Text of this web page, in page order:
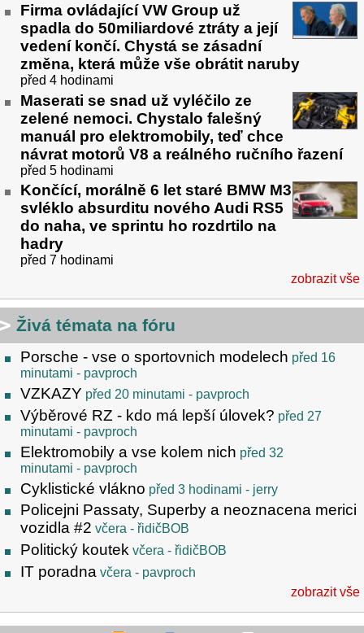
Firma ovládající VW Group už
spadla do 50miliardové ztráty a její
vedení končí. Chystá se zásadní
změna, která může vše obrátit naruby
před 4 hodinami
Maserati se snad už vyléčilo ze
zelené nemoci. Chystalo falešný
manuál pro elektromobily, teď chce
návrat motorů V8 a reálného ručního řazení
před 5 hodinami
Končící, morálně 6 let staré BMW M3
svléklo absurditu nového Audi RS5
do naha, ve sprintu ho rozdrtilo na
hadry
před 7 hodinami
zobrazit vše
Živá témata na fóru
Porsche - vse o sportovnich modelech před 16
minutami - pavproch
VZKAZY před 20 minutami - pavproch
Výběrové RZ - kdo má lepší úlovek? před 27
minutami - pavproch
Elektromobily a vse kolem nich před 32
minutami - pavproch
Cyklistické vlákno před 3 hodinami - jerry
Policejni Passaty, Superby a neoznacena merici
vozidla #2 včera - řidičBOB
Politický koutek včera - řidičBOB
IT poradna včera - pavproch
zobrazit vše